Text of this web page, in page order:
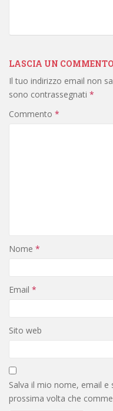
LASCIA UN COMMENTO
Il tuo indirizzo email non
sono contrassegnati *
Commento *
Nome *
Email *
Sito web
Salva il mio nome, email
prossima volta che